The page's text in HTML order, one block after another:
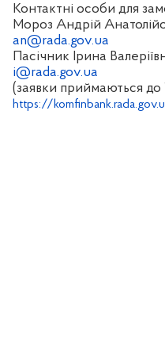
Контактні особи для
Мороз Андрій
an@rada.gov.ua
Пасічник Ірина
i@rada.gov.ua
(заявки приймаються до
https://